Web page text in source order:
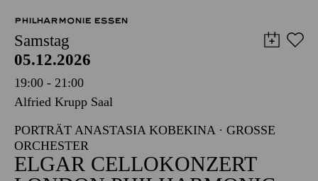
27,00 24,00 21,00 18,00
PHILHARMONIE ESSEN
Samstag
05.12.2026
19:00 - 21:00
Alfried Krupp Saal
PORTRÄT ANASTASIA KOBEKINA · GROSSE O